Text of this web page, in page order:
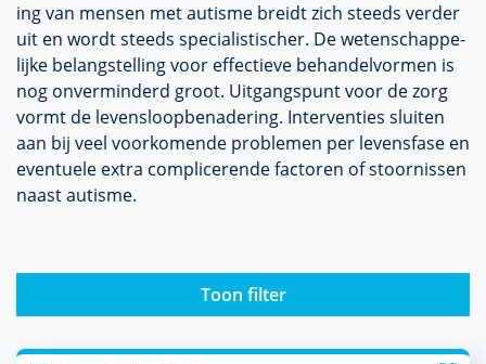
ing van mensen met autisme breidt zich steeds verder
uit en wordt steeds specialis­tischer. De weten­schappe­
lijke belang­stel­ling voor effectieve behan­delvormen is
nog onverminderd groot. Uitgangspunt voor de zorg
vormt de levens­loopbenade­ring. Interventies sluiten
aan bij veel voor­komende pro­ble­men per levensfase en
eventuele extra com­pli­ce­rende factoren of stoor­nissen
naast autisme.
Toon filter